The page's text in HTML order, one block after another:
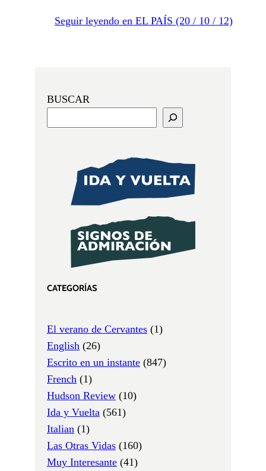
Seguir leyendo en EL PAÍS (20 / 10 / 12)
BUSCAR
CATEGORÍAS
El verano de Cervantes (1)
English (26)
Escrito en un instante (847)
French (1)
Hudson Review (10)
Ida y Vuelta (561)
Italian (1)
Las Otras Vidas (160)
Muy Interesante (41)